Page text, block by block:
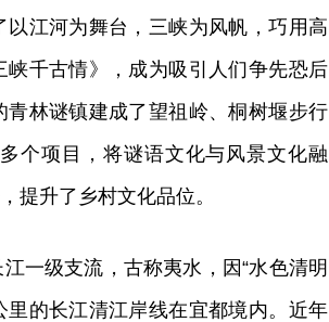
江河为舞台，三峡为风帆，巧用高
千古情》，成为吸引人们争先恐后
林谜镇建成了望祖岭、桐树堰步行
个项目，将谜语文化与风景文化融
提升了乡村文化品位。
一级支流，古称夷水，因“水色清明
的长江清江岸线在宜都境内。近年